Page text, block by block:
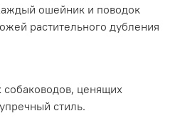
ошейник и поводок
растительного дубления
ценящих
стиль.